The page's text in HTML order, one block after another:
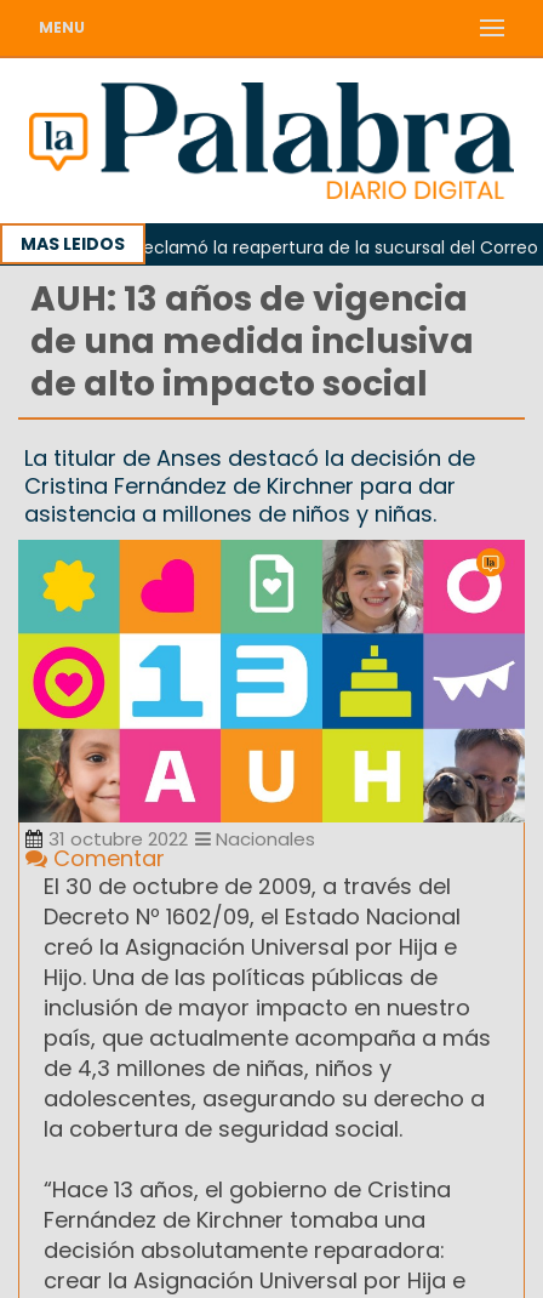
MENU
MAS LEIDOS
Odarda reclamó la reapertura de la sucursal del Correo
AUH: 13 años de vigencia
de una medida inclusiva
de alto impacto social
La titular de Anses destacó la decisión de
Cristina Fernández de Kirchner para dar
asistencia a millones de niños y niñas.
31 octubre 2022 Nacionales
Comentar
El 30 de octubre de 2009, a través del
Decreto Nº 1602/09, el Estado Nacional
creó la Asignación Universal por Hija e
Hijo. Una de las políticas públicas de
inclusión de mayor impacto en nuestro
país, que actualmente acompaña a más
de 4,3 millones de niñas, niños y
adolescentes, asegurando su derecho a
la cobertura de seguridad social.
“Hace 13 años, el gobierno de Cristina
Fernández de Kirchner tomaba una
decisión absolutamente reparadora:
crear la Asignación Universal por Hija e